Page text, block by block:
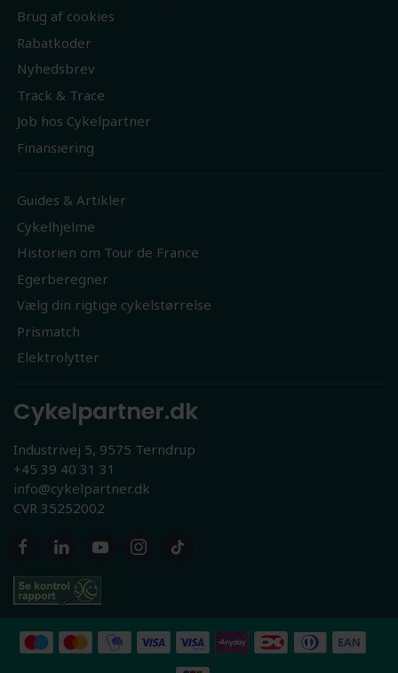
Brug af cookies
Rabatkoder
Nyhedsbrev
Track & Trace
Job hos Cykelpartner
Finansiering
Guides & Artikler
Cykelhjelme
Historien om Tour de France
Egerberegner
Vælg din rigtige cykelstørrelse
Prismatch
Elektrolytter
Cykelpartner.dk
Industrivej 5, 9575 Terndrup
+45 39 40 31 31
info@cykelpartner.dk
CVR 35252002